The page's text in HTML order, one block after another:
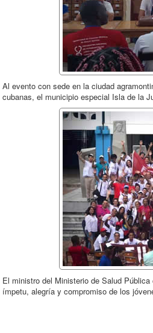
Al evento con sede en la ciudad
cubanas, el municipio especial Isla de la
El ministro del Ministerio de Salud
ímpetu, alegría y compromiso de los